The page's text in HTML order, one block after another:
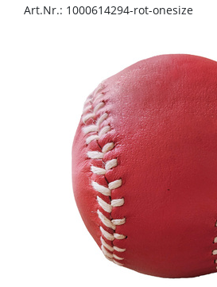
Art.Nr.: 1000614294-rot-onesize